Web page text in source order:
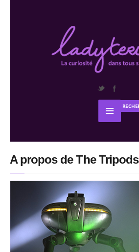
A propos de The Tripods